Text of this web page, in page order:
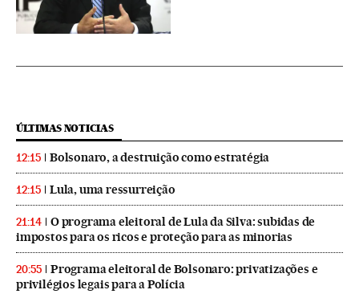
ÚLTIMAS NOTICIAS
12:15 Bolsonaro, a destruição como estratégia
12:15 Lula, uma ressurreição
21:14
O programa eleitoral de Lula da Silva: subidas de
impostos para os ricos e proteção para as minorias
20:55
Programa eleitoral de Bolsonaro: privatizações e
privilégios legais para a Polícia